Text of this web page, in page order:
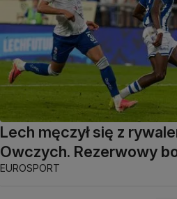
Lech męczył się z
Owczych. Rezerwowy
EUROSPORT